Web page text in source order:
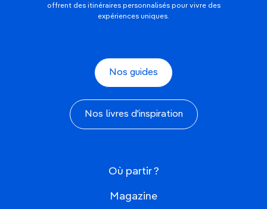
offrent des itinéraires personnalisés pour vivre des
expériences uniques.
Nos guides
Nos livres d'inspiration
Où partir ?
Magazine